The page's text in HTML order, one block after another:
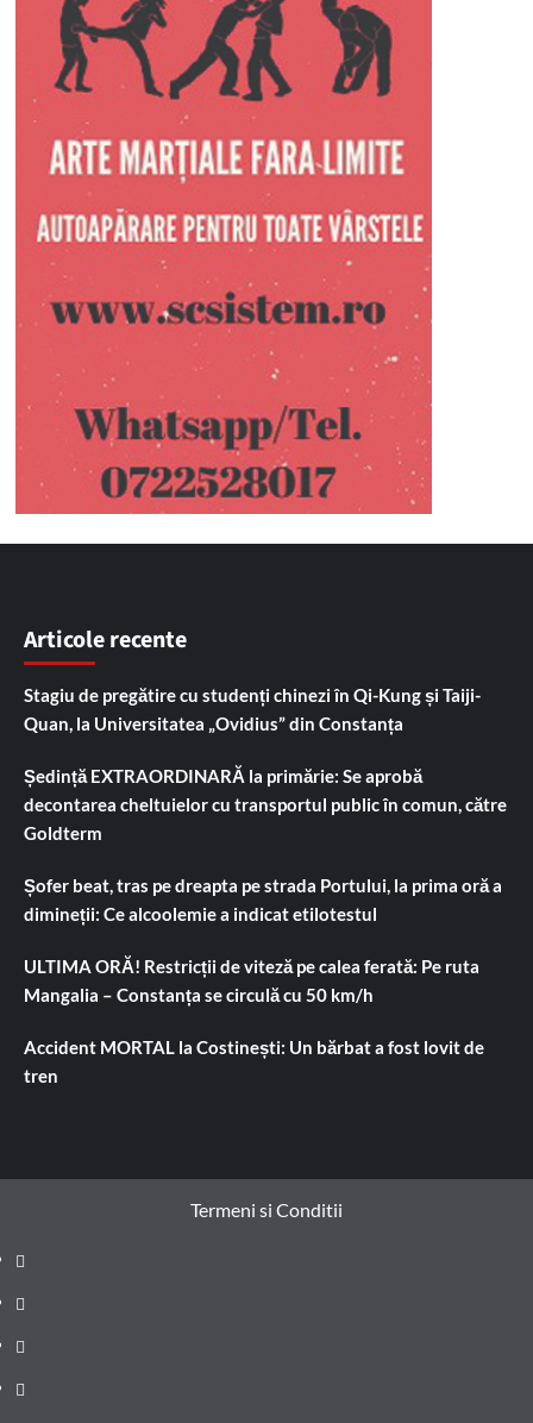
Articole recente
Stagiu de pregătire cu studenți chinezi în Qi-Kung și Taiji-
Quan, la Universitatea „Ovidius” din Constanța
Ședință EXTRAORDINARĂ la primărie: Se aprobă
decontarea cheltuielor cu transportul public în comun, către
Goldterm
Șofer beat, tras pe dreapta pe strada Portului, la prima oră a
dimineții: Ce alcoolemie a indicat etilotestul
ULTIMA ORĂ! Restricții de viteză pe calea ferată: Pe ruta
Mangalia – Constanța se circulă cu 50 km/h
Accident MORTAL la Costinești: Un bărbat a fost lovit de
tren
Termeni si Conditii
Prima
pagină
Știri
de
ultima
Administrație
locală
Actualitate